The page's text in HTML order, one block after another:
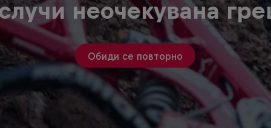
неочекувана
Обиди се повторно